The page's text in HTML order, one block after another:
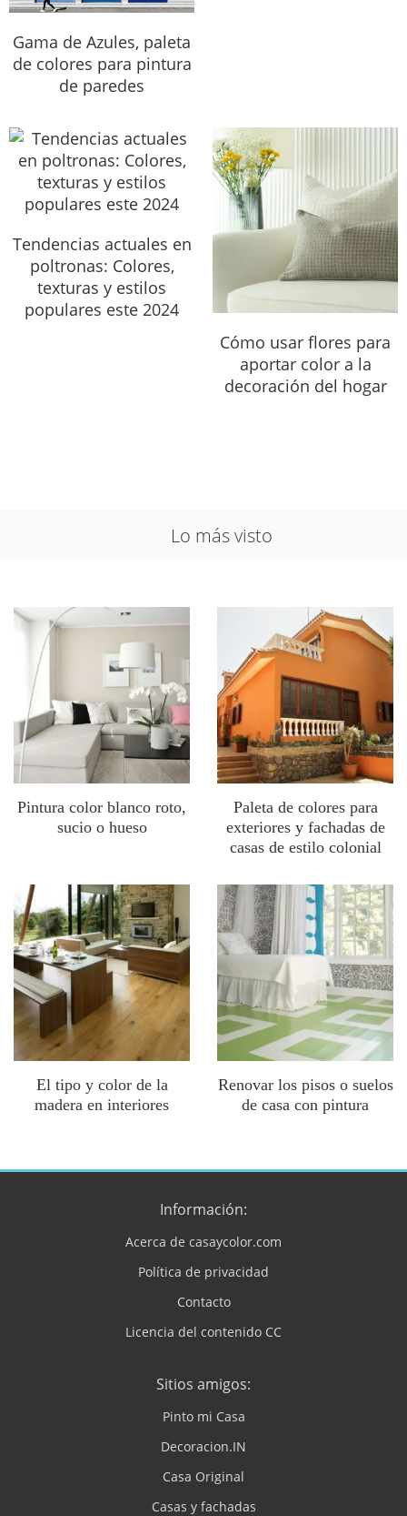
Gama de Azules, paleta
de colores para pintura
de paredes
Tendencias actuales en
poltronas: Colores,
texturas y estilos
populares este 2024
Cómo usar flores para
aportar color a la
decoración del hogar
Lo más visto
Pintura color blanco roto,
sucio o hueso
Paleta de colores para
exteriores y fachadas de
casas de estilo colonial
El tipo y color de la
madera en interiores
Renovar los pisos o suelos
de casa con pintura
Información:
Acerca de casaycolor.com
Política de privacidad
Contacto
Licencia del contenido CC
Sitios amigos:
Pinto mi Casa
Decoracion.IN
Casa Original
Casas y fachadas